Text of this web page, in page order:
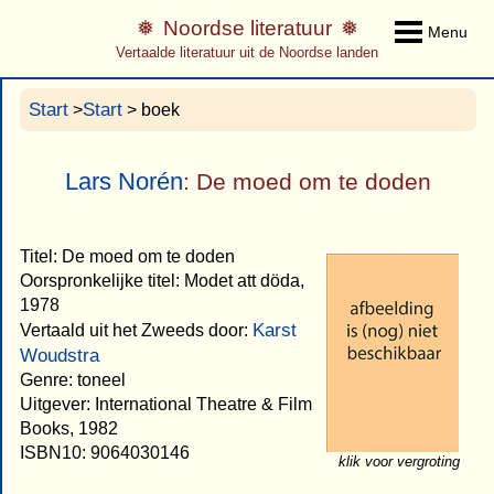
Menu
Noordse literatuur
Vertaalde literatuur uit de Noordse landen
Start >Start > boek
Lars Norén: De moed om te doden
klik voor vergroting
Titel: De moed om te doden
Oorspronkelijke titel: Modet att döda,
1978
Vertaald uit het Zweeds door: Karst
Woudstra
Genre: toneel
Uitgever: International Theatre & Film
Books, 1982
ISBN10: 9064030146